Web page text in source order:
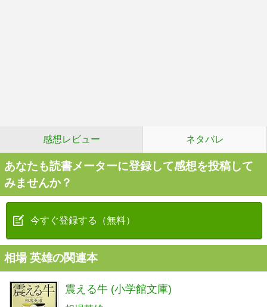
感想レビュー ネタバレ
あなたも読書メーターに登録して感想を投稿して
みませんか？
今すぐ登録する（無料）
相場 英雄の関連本
震える牛 (小学館文庫)